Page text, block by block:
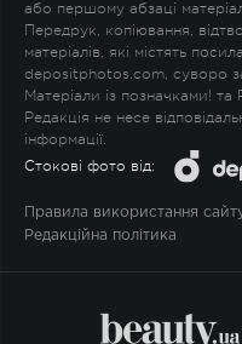
або першому абзаці
Передрук, копіювання,
матеріалів, які містять
depositphotos.com, суворо
Матеріали із позначками! та
Редакція не несе
інформації.
Стокові фото від:
Правила використання
Редакційна політика